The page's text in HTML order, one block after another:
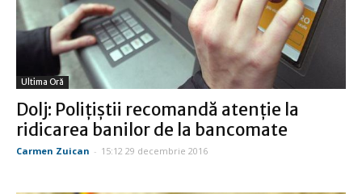
Ultima Oră
Dolj: Poliţiştii recomandă atenţie la
ridicarea banilor de la bancomate
Carmen Zuican - 15:12 29 decembrie 2016